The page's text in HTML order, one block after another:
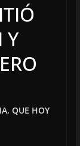
Y
QUE HOY